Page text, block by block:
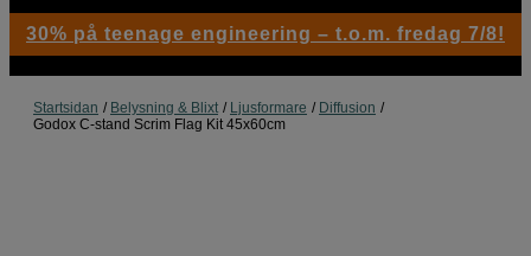
Startsidan Belysning & Blixt Ljusformare
Diffusion
Godox C-stand Scrim Flag Kit 45x60cm
30% på teenage engineering – t.o.m. fredag 7/8!